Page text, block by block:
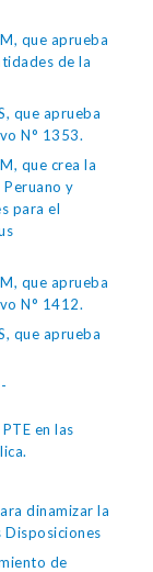
que aprueba
de la
que aprueba
N° 1353.
que crea la
y
para el
que aprueba
N° 1412.
que aprueba
en las
dinamizar la
Disposiciones
de